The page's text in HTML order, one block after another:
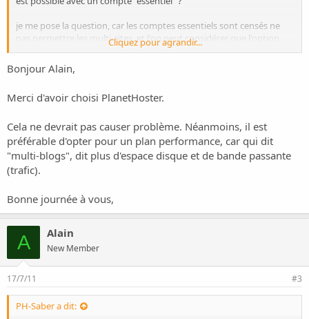
je me pose la question, car les comptes essentiels sont censés ne
pas permettre les multi-sites, et l'on peut considérer que l'option
"multi-blogs" de WordPress est une sorte de multi-sites même s'il
n'y a qu'un seul nom de domaine et une seule BDD.
Alain
Cliquez pour agrandir...
Bonjour Alain,
Merci d'avoir choisi PlanetHoster.
Cela ne devrait pas causer problème. Néanmoins, il est
préférable d'opter pour un plan performance, car qui dit
"multi-blogs", dit plus d'espace disque et de bande passante
(trafic).
Bonne journée à vous,
A Alain
New Member
17/7/11 #3
PH-Saber a dit: